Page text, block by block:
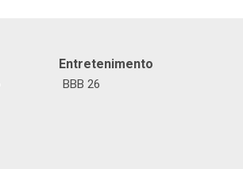
Entretenimento
BBB 26